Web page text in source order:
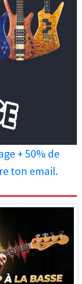
+ 50% de
ton email.
cet article
articles ci-